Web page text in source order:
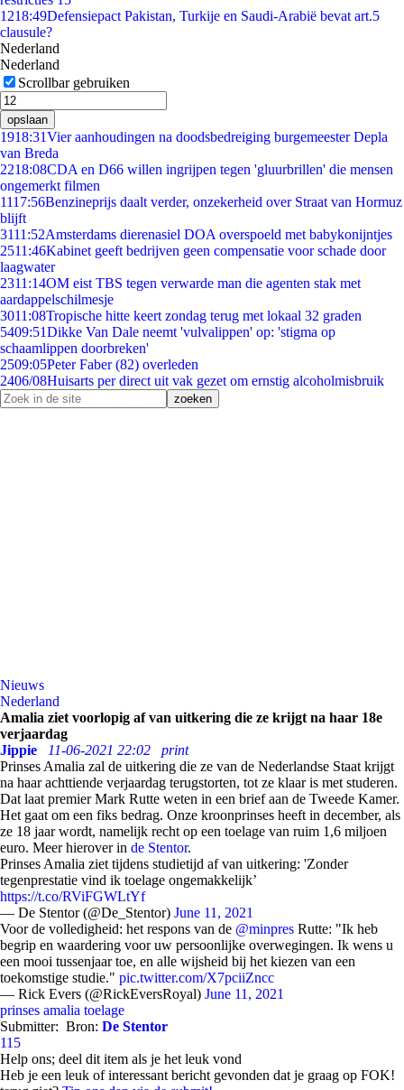
1218:49Defensiepact Pakistan, Turkije en Saudi-Arabië bevat art.5
clausule?
Nederland
Nederland
Scrollbar gebruiken
opslaan
1918:31Vier aanhoudingen na doodsbedreiging burgemeester Depla
van Breda
2218:08CDA en D66 willen ingrijpen tegen 'gluurbrillen' die mensen
ongemerkt filmen
1117:56Benzineprijs daalt verder, onzekerheid over Straat van Hormuz
blijft
3111:52Amsterdams dierenasiel DOA overspoeld met babykonijntjes
2511:46Kabinet geeft bedrijven geen compensatie voor schade door
laagwater
2311:14OM eist TBS tegen verwarde man die agenten stak met
aardappelschilmesje
3011:08Tropische hitte keert zondag terug met lokaal 32 graden
5409:51Dikke Van Dale neemt 'vulvalippen' op: 'stigma op
schaamlippen doorbreken'
2509:05Peter Faber (82) overleden
2406/08Huisarts per direct uit vak gezet om ernstig alcoholmisbruik
Nieuws
Nederland
Amalia ziet voorlopig af van uitkering die ze krijgt na haar 18e
verjaardag
Jippie
11-06-2021 22:02
print
Prinses Amalia zal de uitkering die ze van de Nederlandse Staat krijgt
na haar achttiende verjaardag terugstorten, tot ze klaar is met studeren.
Dat laat premier Mark Rutte weten in een brief aan de Tweede Kamer.
Het gaat om een fiks bedrag. Onze kroonprinses heeft in december, als
ze 18 jaar wordt, namelijk recht op een toelage van ruim 1,6 miljoen
euro. Meer hierover in de Stentor.
Prinses Amalia ziet tijdens studietijd af van uitkering: 'Zonder
tegenprestatie vind ik toelage ongemakkelijk’
https://t.co/RViFGWLtYf
— De Stentor (@De_Stentor) June 11, 2021
Voor de volledigheid: het respons van de @minpres Rutte: "Ik heb
begrip en waardering voor uw persoonlijke overwegingen. Ik wens u
een mooi tussenjaar toe, en alle wijsheid bij het kiezen van een
toekomstige studie." pic.twitter.com/X7pciiZncc
— Rick Evers (@RickEversRoyal) June 11, 2021
prinses amalia toelage
Submitter: Bron: De Stentor
115
Help ons; deel dit item als je het leuk vond
Heb je een leuk of interessant bericht gevonden dat je graag op FOK!